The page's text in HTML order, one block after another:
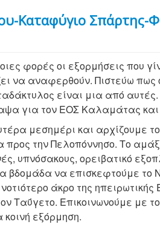
Καταφύγιο Σπάρτης-
φορές οι εξορμήσεις που
να αναφερθούν. Πιστεύω πως
είναι μια από
για τον ΕΟΣ Καλαμάτας και
μεσημέρι και αρχίζουμε
προς την Πελοπόννησο. Το
υπνόσακους, ορειβατικό
βδομάδα να επισκεφτούμε το
άκρο της
Ταΰγετο. Επικοινωνούμε με
εξόρμηση.